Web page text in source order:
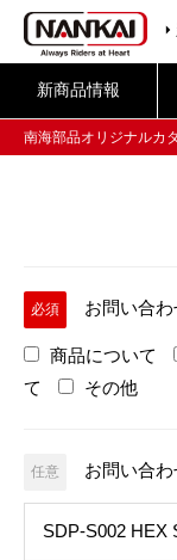
新商品情報
南海部品オリジナルカ
必須 お問い合
商品について
て
その他
任意 お問い合